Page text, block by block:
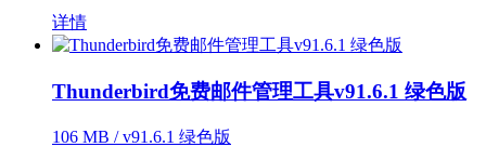
详情
Thunderbird免费邮件管理工具v91.6.1 绿色版
106 MB / v91.6.1 绿色版